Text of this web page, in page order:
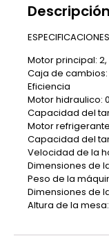
Descripción
Motor principal: 2,
Caja de cambios:
Eficiencia
Motor hidraulico:
Capacidad del
Motor
Capacidad del
Velocidad de la
Dimensiones de
Peso de la
Dimensiones de la
Altura de la